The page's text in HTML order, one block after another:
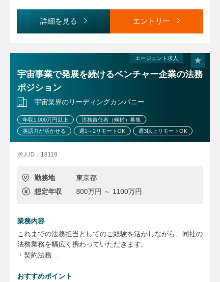
事業や所属部門の状況の変化等により、会社の指示する職務
内容へ変更することがあります
・通信事業（MVNE／IoT プラットフォーム “MEEQ”）とい
詳細を見る エントリー
エージェント求人
宇宙事業で発展を続けるベンチャー企業の法務
ポジション
宇宙業界のリーディングカンパニー
年収1,000万円以上
法務責任者（候補）募集
英語力が活かせる
週1～2リモートOK 週3以上リモートOK
求人ID：18119
勤務地
東京都
想定年収
800万円 ～ 1100万円
業務内容
これまでの法務担当としてのご経験を活かしながら、同社の
法務業務を幅広く携わっていただきます。
・契約法務
（契約書の作成・修正・交渉・管理業務、取引契約に限ら
ず雇用、人事、
おすすめポイント